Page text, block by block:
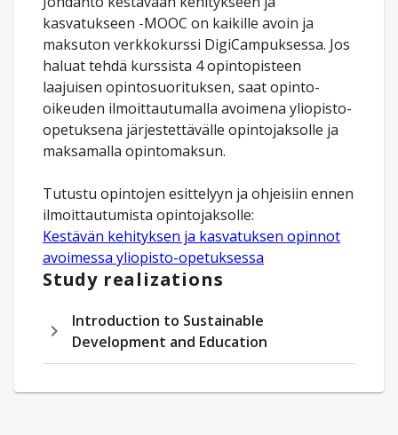
kasvatukseen -MOOC on kaikille avoin ja
maksuton verkkokurssi DigiCampuksessa. Jos
haluat tehdä kurssista 4 opintopisteen
laajuisen opintosuorituksen, saat opinto-
oikeuden ilmoittautumalla avoimena yliopisto-
opetuksena järjestettävälle opintojaksolle ja
maksamalla opintomaksun.
Tutustu opintojen esittelyyn ja ohjeisiin ennen
Kestävän kehityksen ja kasvatuksen opinnot
avoimessa yliopisto-opetuksessa
Study realizations
Introduction to Sustainable
Development and Education